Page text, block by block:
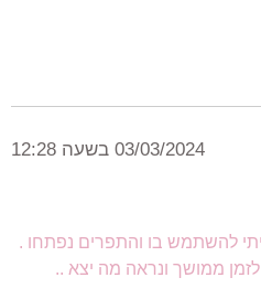
03/03/2024 בשעה 12:28
להשתמש בו והתפרים נפתחו .
ממושך ונראה מה יצא ..